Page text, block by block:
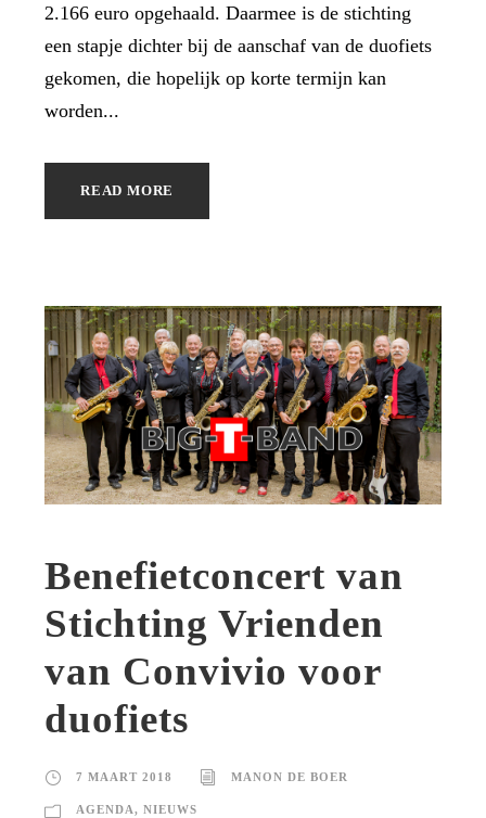
2.166 euro opgehaald. Daarmee is de stichting
een stapje dichter bij de aanschaf van de duofiets
gekomen, die hopelijk op korte termijn kan
worden...
READ MORE
Benefietconcert van
Stichting Vrienden
van Convivio voor
duofiets
7 MAART 2018 MANON DE BOER
AGENDA, NIEUWS